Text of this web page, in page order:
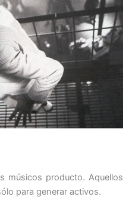
músicos producto. Aquellos
para generar activos.